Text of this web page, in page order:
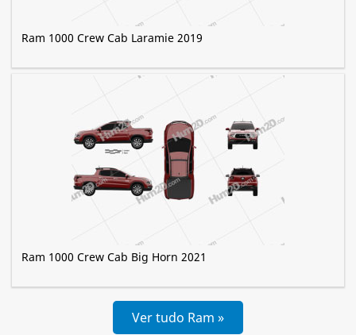
Ram 1000 Crew Cab Laramie 2019
Ram 1000 Crew Cab Big Horn 2021
Ver tudo Ram »